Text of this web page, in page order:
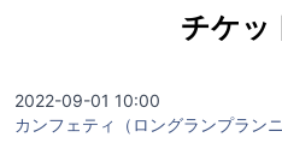
チケッ
2022-09-01 10:00
カンフェティ（ロングランプラン